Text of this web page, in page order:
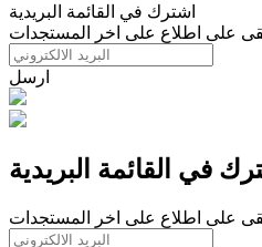
اشترك في القائمة البريدية
على اطلاع على اخر المستجدات
ارسل
في القائمة البريدية
على اطلاع على اخر المستجدات